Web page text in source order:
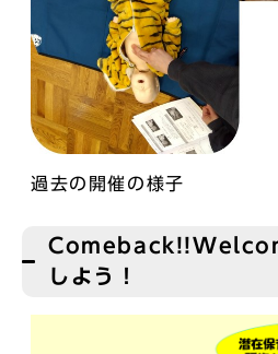
過去の開催の様子
しよう！